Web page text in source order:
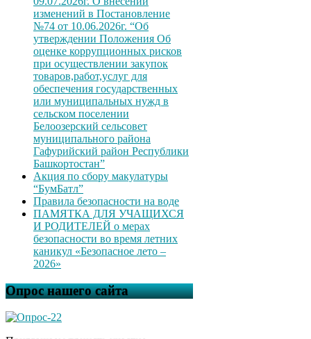
изменений в Постановление
№74 от 10.06.2026г. “Об
утверждении Положения Об
оценке коррупционных рисков
при осуществлении закупок
товаров,работ,услуг для
обеспечения государственных
или муниципальных нужд в
сельском поселении
Белоозерский сельсовет
муниципального района
Гафурийский район Республики
Башкортостан”
Акция по сбору макулатуры
“БумБатл”
Правила безопасности на воде
ПАМЯТКА ДЛЯ УЧАЩИХСЯ
И РОДИТЕЛЕЙ о мерах
безопасности во время летних
каникул «Безопасное лето –
2026»
Опрос нашего сайта